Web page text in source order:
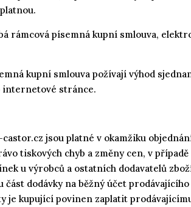
rámcová písemná kupní smlouva,
kupní smlouva požívají výhod
internetové stránce.
jsou platné v okamžiku
tiskových chyb a změny cen, v
u výrobců a ostatních dodavatelů
dodávky na běžný účet
je kupující povinen zaplatit